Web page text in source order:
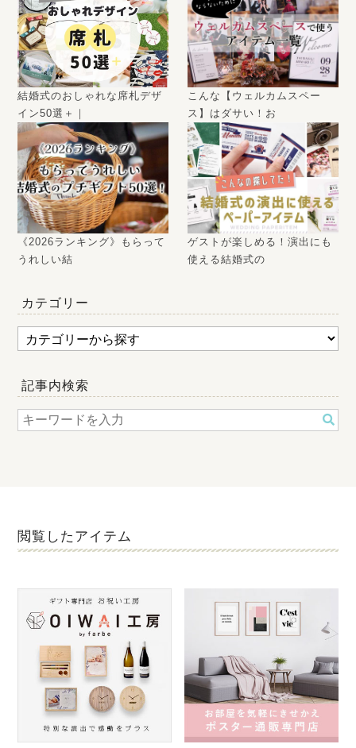
結婚式のおしゃれな席札デザ
イン50選＋｜
こんな【ウェルカムスペー
ス】はダサい！お
《2026ランキング》もらって
うれしい結
ゲストが楽しめる！演出にも
使える結婚式の
カテゴリー
記事内検索
閲覧したアイテム